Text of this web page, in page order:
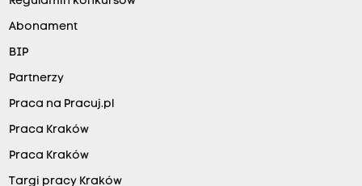
Abonament
BIP
Partnerzy
Praca na Pracuj.pl
Praca Kraków
Praca Kraków
Targi pracy Kraków